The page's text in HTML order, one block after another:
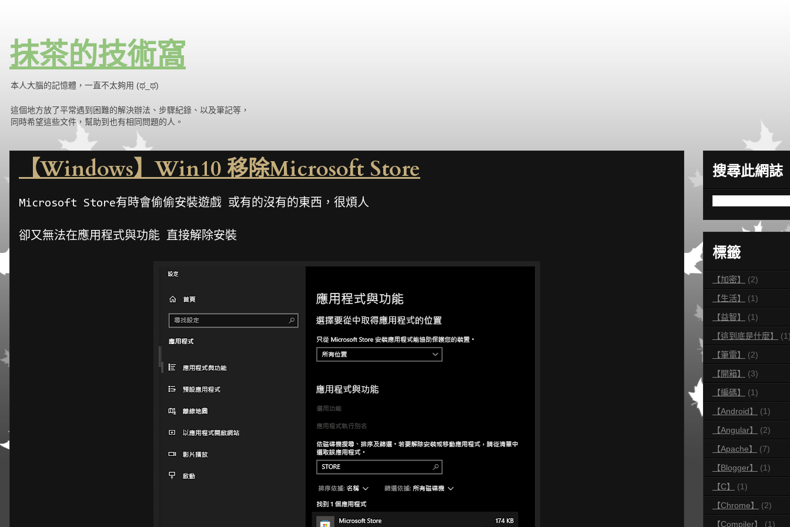
抹茶的技術窩
本人大腦的記憶體，一直不太夠用 (ಥ_ಥ)
這個地方放了平常遇到困難的解決辦法、步驟紀錄、以及筆記等，
同時希望這些文件，幫助到也有相同問題的人。
【Windows】Win10 移除Microsoft Store
Microsoft Store有時會偷偷安裝遊戲 或有的沒有的東西，很煩人
卻又無法在應用程式與功能 直接解除安裝
搜尋此網誌
標籤
【加密】
(2)
【生活】
(1)
【益智】
(1)
【這到底是什麼】
【筆電】
(2)
【開箱】
(3)
【編碼】
(1)
【Android】
(1)
【Angular】
(2)
【Apache】
(7)
【Blogger】
(1)
【C】
(1)
【Chrome】
(2)
【Compiler】
(1)